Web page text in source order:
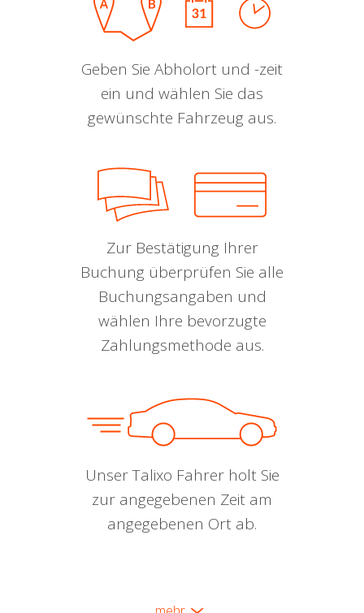
Geben Sie Abholort und -zeit
ein und wählen Sie das
gewünschte Fahrzeug aus.
Zur Bestätigung Ihrer
Buchung überprüfen Sie alle
Buchungsangaben und
wählen Ihre bevorzugte
Zahlungsmethode aus.
Unser Talixo Fahrer holt Sie
zur angegebenen Zeit am
angegebenen Ort ab.